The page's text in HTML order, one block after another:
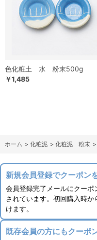
色化粧土 水 粉末500g
￥1,485
ホーム > 化粧泥 > 化粧泥 粉末 >
新規会員登録でクーポン
会員登録完了メールにクーポ
されています。初回購入時か
けます。
既存会員の方にもクーポ